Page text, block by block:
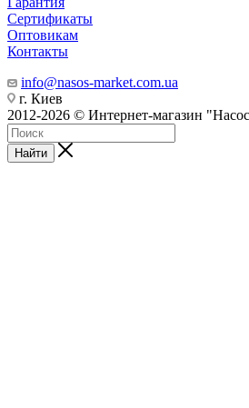
Сертификаты
Оптовикам
Контакты
info@nasos-market.com.ua
г. Киев
2012-2026 © Интернет-магазин
Найти